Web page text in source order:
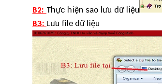
B2: Thực hiện sao lưu dữ liệu
B3: Lưu file dữ liệu